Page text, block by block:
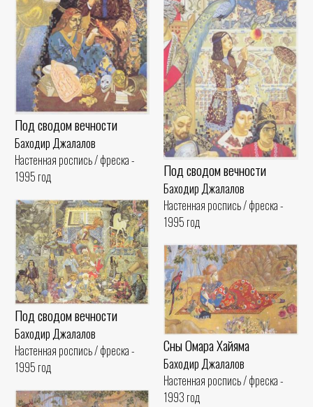
Под сводом вечности
Баходир Джалалов
Настенная роспись / фреска -
1995 год
Под сводом вечности
Баходир Джалалов
Настенная роспись / фреска -
1995 год
Под сводом вечности
Баходир Джалалов
Настенная роспись / фреска -
1995 год
Сны Омара Хайяма
Баходир Джалалов
Настенная роспись / фреска -
1993 год